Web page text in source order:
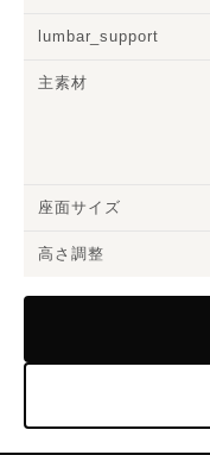
lumbar_support
主素材
座面サイズ
高さ調整